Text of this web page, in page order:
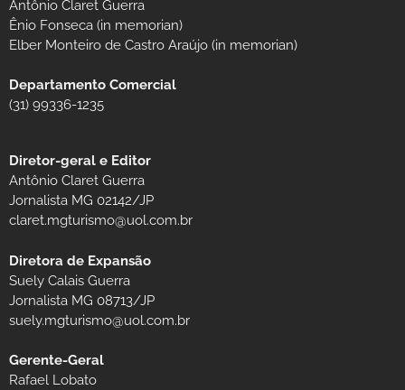
Antônio Claret Guerra
Ênio Fonseca (in memorian)
Elber Monteiro de Castro Araújo (in memorian)
Departamento Comercial
(31) 99336-1235
Diretor-geral e Editor
Antônio Claret Guerra
Jornalista MG 02142/JP
claret.mgturismo@uol.com.br
Diretora de Expansão
Suely Calais Guerra
Jornalista MG 08713/JP
suely.mgturismo@uol.com.br
Gerente-Geral
Rafael Lobato